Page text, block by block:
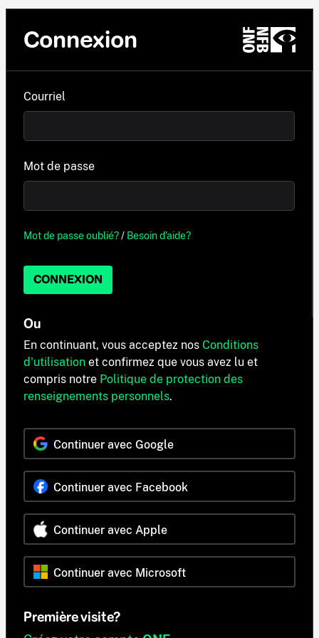
Connexion
Courriel
Mot de passe
Mot de passe oublié?/ Besoin d'aide?
CONNEXION
Ou
En continuant, vous acceptez nos Conditions
d'utilisation et confirmez que vous avez lu et
compris notre Politique de protection des
renseignements personnels.
Continuer avec Google
Continuer avec Facebook
Continuer avec Apple
Continuer avec Microsoft
Première visite?